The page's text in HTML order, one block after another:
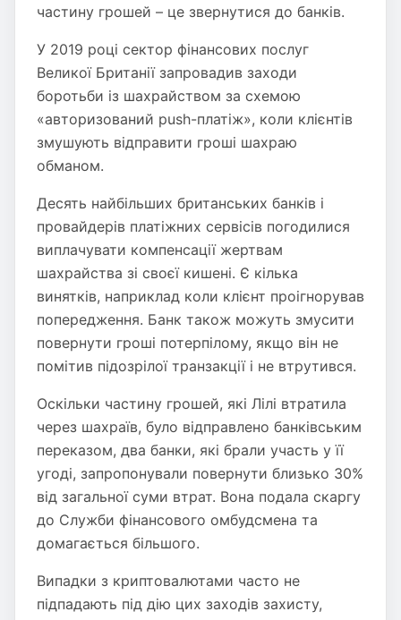
частину грошей – це звернутися до банків.
У 2019 році сектор фінансових послуг
Великої Британії запровадив заходи
боротьби із шахрайством за схемою
«авторизований push-платіж», коли клієнтів
змушують відправити гроші шахраю
обманом.
Десять найбільших британських банків і
провайдерів платіжних сервісів погодилися
виплачувати компенсації жертвам
шахрайства зі своєї кишені. Є кілька
винятків, наприклад коли клієнт проігнорував
попередження. Банк також можуть змусити
повернути гроші потерпілому, якщо він не
помітив підозрілої транзакції і не втрутився.
Оскільки частину грошей, які Лілі втратила
через шахраїв, було відправлено банківським
переказом, два банки, які брали участь у її
угоді, запропонували повернути близько 30%
від загальної суми втрат. Вона подала скаргу
до Служби фінансового омбудсмена та
домагається більшого.
Випадки з криптовалютами часто не
підпадають під дію цих заходів захисту,